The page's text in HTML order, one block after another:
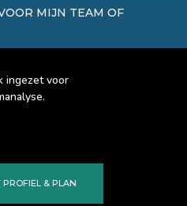
MIJN TEAM OF
ingezet voor
PROFIEL & PLAN